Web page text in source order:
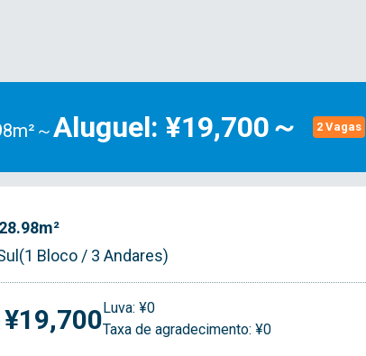
～Aluguel: ¥19,700～ 2 Vagas
28.98m²
Bloco / 3 Andares)
¥19,700Luva: ¥0
Taxa de agradecimento: ¥0